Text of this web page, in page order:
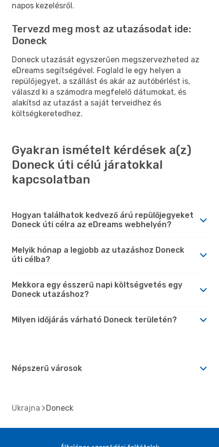
napos kezelésről.
Tervezd meg most az utazásodat ide:
Doneck
Doneck utazását egyszerűen megszervezheted az
eDreams segítségével. Foglald le egy helyen a
repülőjegyet, a szállást és akár az autóbérlést is,
válaszd ki a számodra megfelelő dátumokat, és
alakítsd az utazást a saját terveidhez és
költségkeretedhez.
Gyakran ismételt kérdések a(z)
Doneck úti célú járatokkal
kapcsolatban
Hogyan találhatok kedvező árú repülőjegyeket
Doneck úti célra az eDreams webhelyén?
Melyik hónap a legjobb az utazáshoz Doneck
úti célba?
Mekkora egy ésszerű napi költségvetés egy
Doneck utazáshoz?
Milyen időjárás várható Doneck területén?
Népszerű városok
Ukrajna Doneck